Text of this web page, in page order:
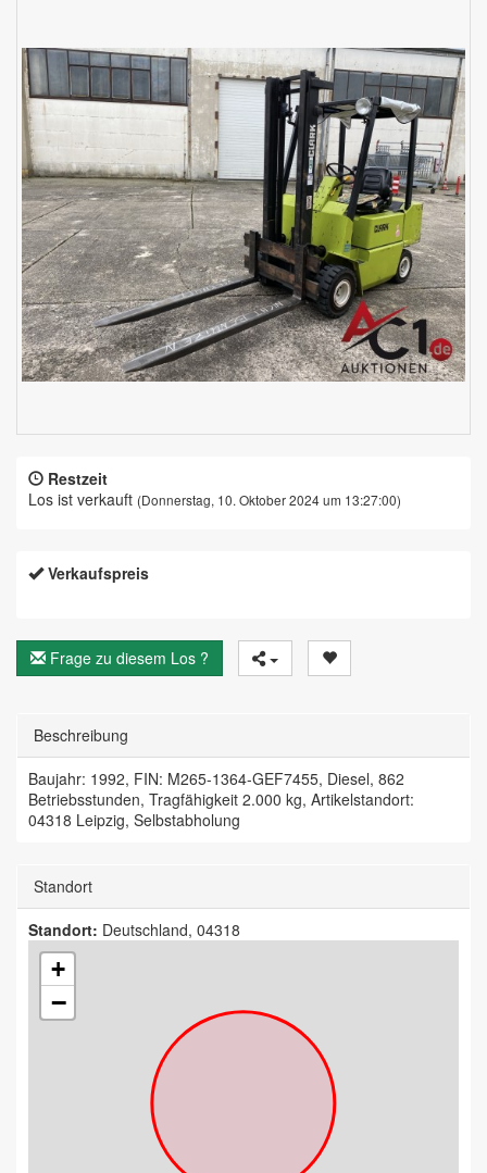
Restzeit
Los ist verkauft (Donnerstag, 10. Oktober 2024 um 13:27:00)
Verkaufspreis
Frage zu diesem Los ?
Beschreibung
Baujahr: 1992, FIN: M265-1364-GEF7455, Diesel, 862
Betriebsstunden, Tragfähigkeit 2.000 kg, Artikelstandort:
04318 Leipzig, Selbstabholung
Standort
Standort: Deutschland, 04318
+
−